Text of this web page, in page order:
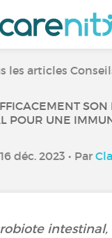
les articles
SON
POUR UNE
déc. 2023 • Par
intestinal,